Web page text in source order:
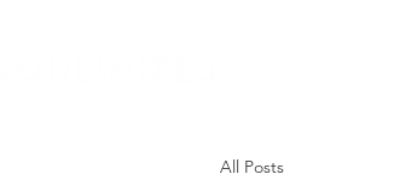
All Posts